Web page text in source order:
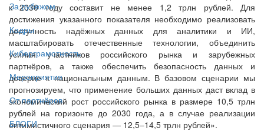
За рубежом
Кадры
Киберграмотность
Мероприятия
От партнёров
БЛОГИ
к 2030 году составит не менее 1,2 трлн рублей. Для
достижения указанного показателя необходимо реализовать
доступность надёжных данных для аналитики и ИИ,
масштабировать отечественные технологии, объединить
усилия участников российского рынка и зарубежных
партнёров, а также обеспечить безопасность данных и
доверие к национальным данным. В базовом сценарии мы
прогнозируем, что применение больших данных даст вклад в
экономический рост российского рынка в размере 10,5 трлн
рублей на горизонте до 2030 года, а в случае реализации
оптимистичного сценария — 12,5–14,5 трлн рублей».